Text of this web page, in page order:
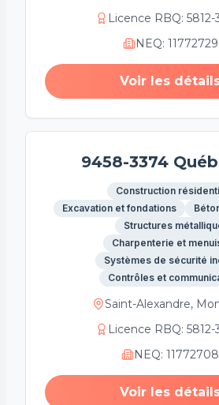
Licence RBQ: 5812-
NEQ:
Voir les
9458-3374
Construction
Excavation et fondations
Structures
Charpenterie et
Systèmes de sécurité
Contrôles et
Saint-Alexandre,
Licence RBQ: 5812-
NEQ:
Voir les